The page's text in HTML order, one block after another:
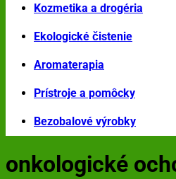
Kozmetika a drogéria
Ekologické čistenie
Aromaterapia
Prístroje a pomôcky
Bezobalové výrobky
onkologické